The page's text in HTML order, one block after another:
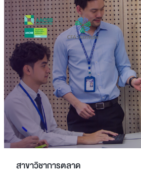
สาขาวิชาการตลาด